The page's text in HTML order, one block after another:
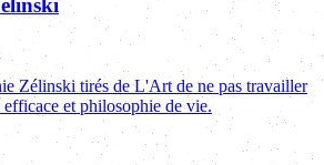
Zélinski tirés de L'Art de ne pas travailler
et philosophie de vie.